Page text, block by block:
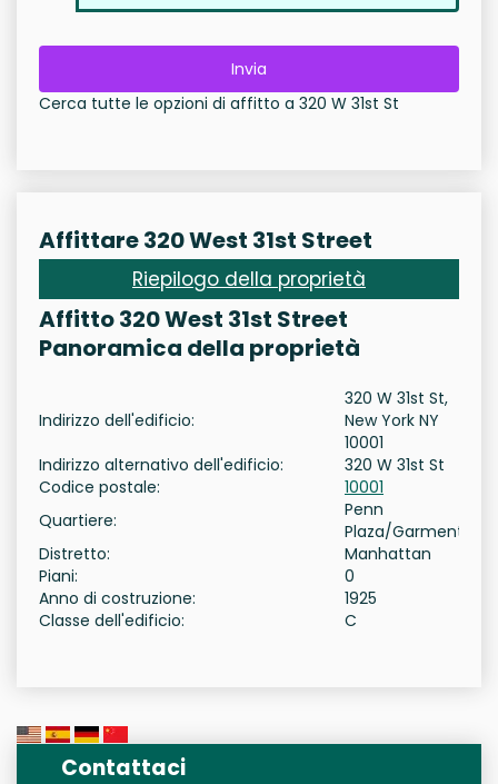
Invia
Cerca tutte le opzioni di affitto a 320 W 31st St
Affittare 320 West 31st Street
Riepilogo della proprietà
Affitto 320 West 31st Street
Panoramica della proprietà
Indirizzo dell'edificio:
320 W 31st St,
New York NY
10001
Indirizzo alternativo dell'edificio:
320 W 31st St
Codice postale:
10001
Quartiere:
Penn
Plaza/Garment
Distretto:
Manhattan
Piani:
0
Anno di costruzione:
1925
Classe dell'edificio:
C
Contattaci